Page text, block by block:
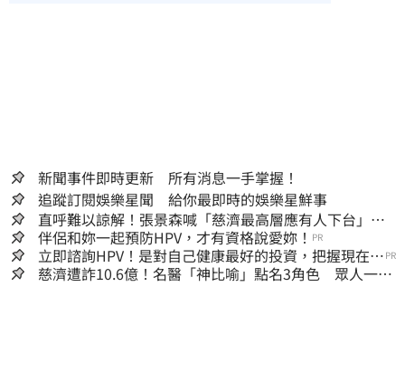
新聞事件即時更新 所有消息一手掌握！
追蹤訂閱娛樂星聞 給你最即時的娛樂星鮮事
直呼難以諒解！張景森喊「慈濟最高層應有人下台」：
受害者是捐款的大眾
伴侶和妳一起預防HPV，才有資格說愛妳！ PR
立即諮詢HPV！是對自己健康最好的投資，把握現在不
嫌晚！
PR
慈濟遭詐10.6億！名醫「神比喻」點名3角色 眾人一看